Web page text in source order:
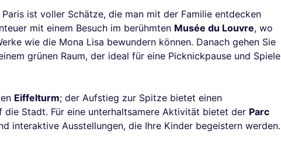
ist voller Schätze, die man mit der Familie entdecken
mit einem Besuch im berühmten Musée du Louvre, wo
wie die Mona Lisa bewundern können. Danach gehen Sie
grünen Raum, der ideal für eine Picknickpause und Spiele
Eiffelturm; der Aufstieg zur Spitze bietet einen
die Stadt. Für eine unterhaltsamere Aktivität bietet der Parc
interaktive Ausstellungen, die Ihre Kinder begeistern werden.